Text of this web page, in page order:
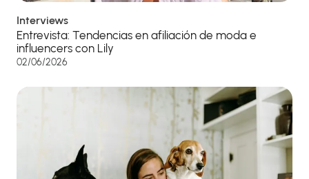
Interviews
Entrevista: Tendencias en afiliación de moda e
influencers con Lily
02/06/2026